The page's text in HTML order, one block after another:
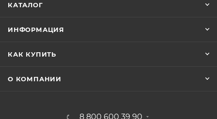
КАТАЛОГ
ИНФОРМАЦИЯ
КАК КУПИТЬ
О КОМПАНИИ
8 800 600 39 90